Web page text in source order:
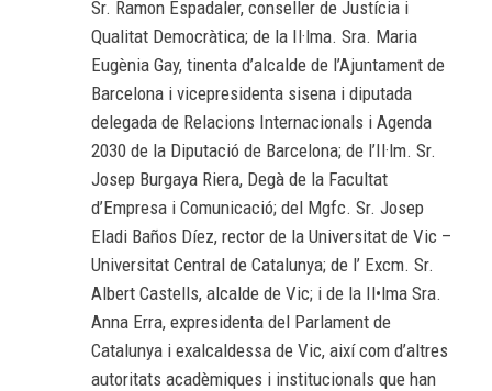
Sr. Ramon Espadaler, conseller de Justícia i
Qualitat Democràtica; de la Il·lma. Sra. Maria
Eugènia Gay, tinenta d’alcalde de l’Ajuntament de
Barcelona i vicepresidenta sisena i diputada
delegada de Relacions Internacionals i Agenda
2030 de la Diputació de Barcelona; de l’Il·lm. Sr.
Josep Burgaya Riera, Degà de la Facultat
d’Empresa i Comunicació; del Mgfc. Sr. Josep
Eladi Baños Díez, rector de la Universitat de Vic –
Universitat Central de Catalunya; de l’ Excm. Sr.
Albert Castells, alcalde de Vic; i de la Il•lma Sra.
Anna Erra, expresidenta del Parlament de
Catalunya i exalcaldessa de Vic, així com d’altres
autoritats acadèmiques i institucionals que han